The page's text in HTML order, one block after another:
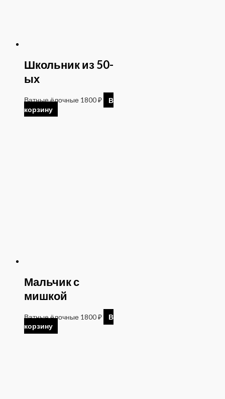
Школьник из 50-
ых
Ватные ёлочные 1800₽
В
корзину
Мальчик с
мишкой
Ватные ёлочные 1800₽
В
корзину